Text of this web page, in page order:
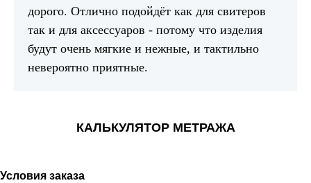
дорого. Отлично подойдёт как для свитеров
так и для аксессуаров - потому что изделия
будут очень мягкие и нежные, и тактильно
невероятно приятные.
КАЛЬКУЛЯТОР МЕТРАЖА
Условия заказа